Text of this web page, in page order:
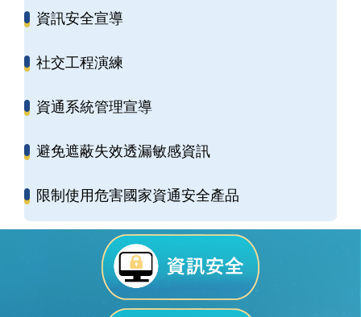
資訊安全宣導
社交工程演練
資通系統管理宣導
避免遮蔽失效透漏敏感資訊
限制使用危害國家資通安全產品